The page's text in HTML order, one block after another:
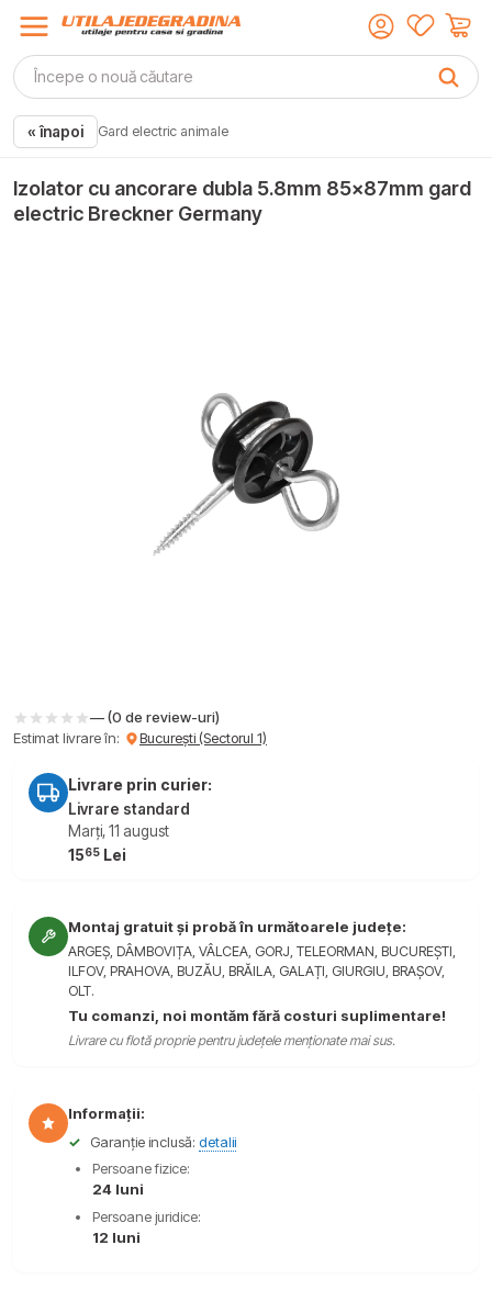
« înapoi Gard electric animale
Izolator cu ancorare dubla 5.8mm 85x87mm gard
electric Breckner Germany
— (0 de review-uri)
Estimat livrare în:
București (Sectorul 1)
Livrare prin curier:
Livrare standard
Marți, 11 august
1565 Lei
Montaj gratuit și probă în următoarele județe:
ARGEȘ, DÂMBOVIȚA, VÂLCEA, GORJ, TELEORMAN, BUCUREȘTI,
ILFOV, PRAHOVA, BUZĂU, BRĂILA, GALAȚI, GIURGIU, BRAȘOV,
OLT.
Tu comanzi, noi montăm fără costuri suplimentare!
Livrare cu flotă proprie pentru județele menționate mai sus.
Informații:
✓
Garanție inclusă: detalii
Persoane fizice:
24 luni
Persoane juridice:
12 luni